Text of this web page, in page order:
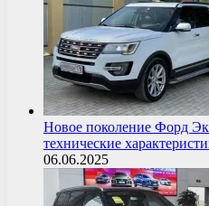
Новое поколение Форд
технические
06.06.2025